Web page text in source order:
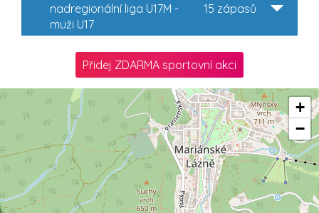
15 zápasů
nadregionální liga U17M -
muži U17
Přidej ZDARMA sportovní akci
+
−